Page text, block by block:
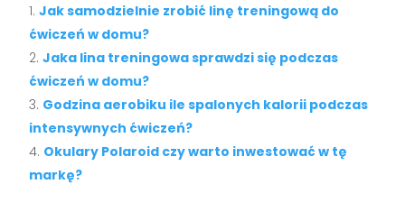
Jak samodzielnie zrobić linę treningową do
ćwiczeń w domu?
Jaka lina treningowa sprawdzi się podczas
ćwiczeń w domu?
Godzina aerobiku ile spalonych kalorii podczas
intensywnych ćwiczeń?
Okulary Polaroid czy warto inwestować w tę
markę?